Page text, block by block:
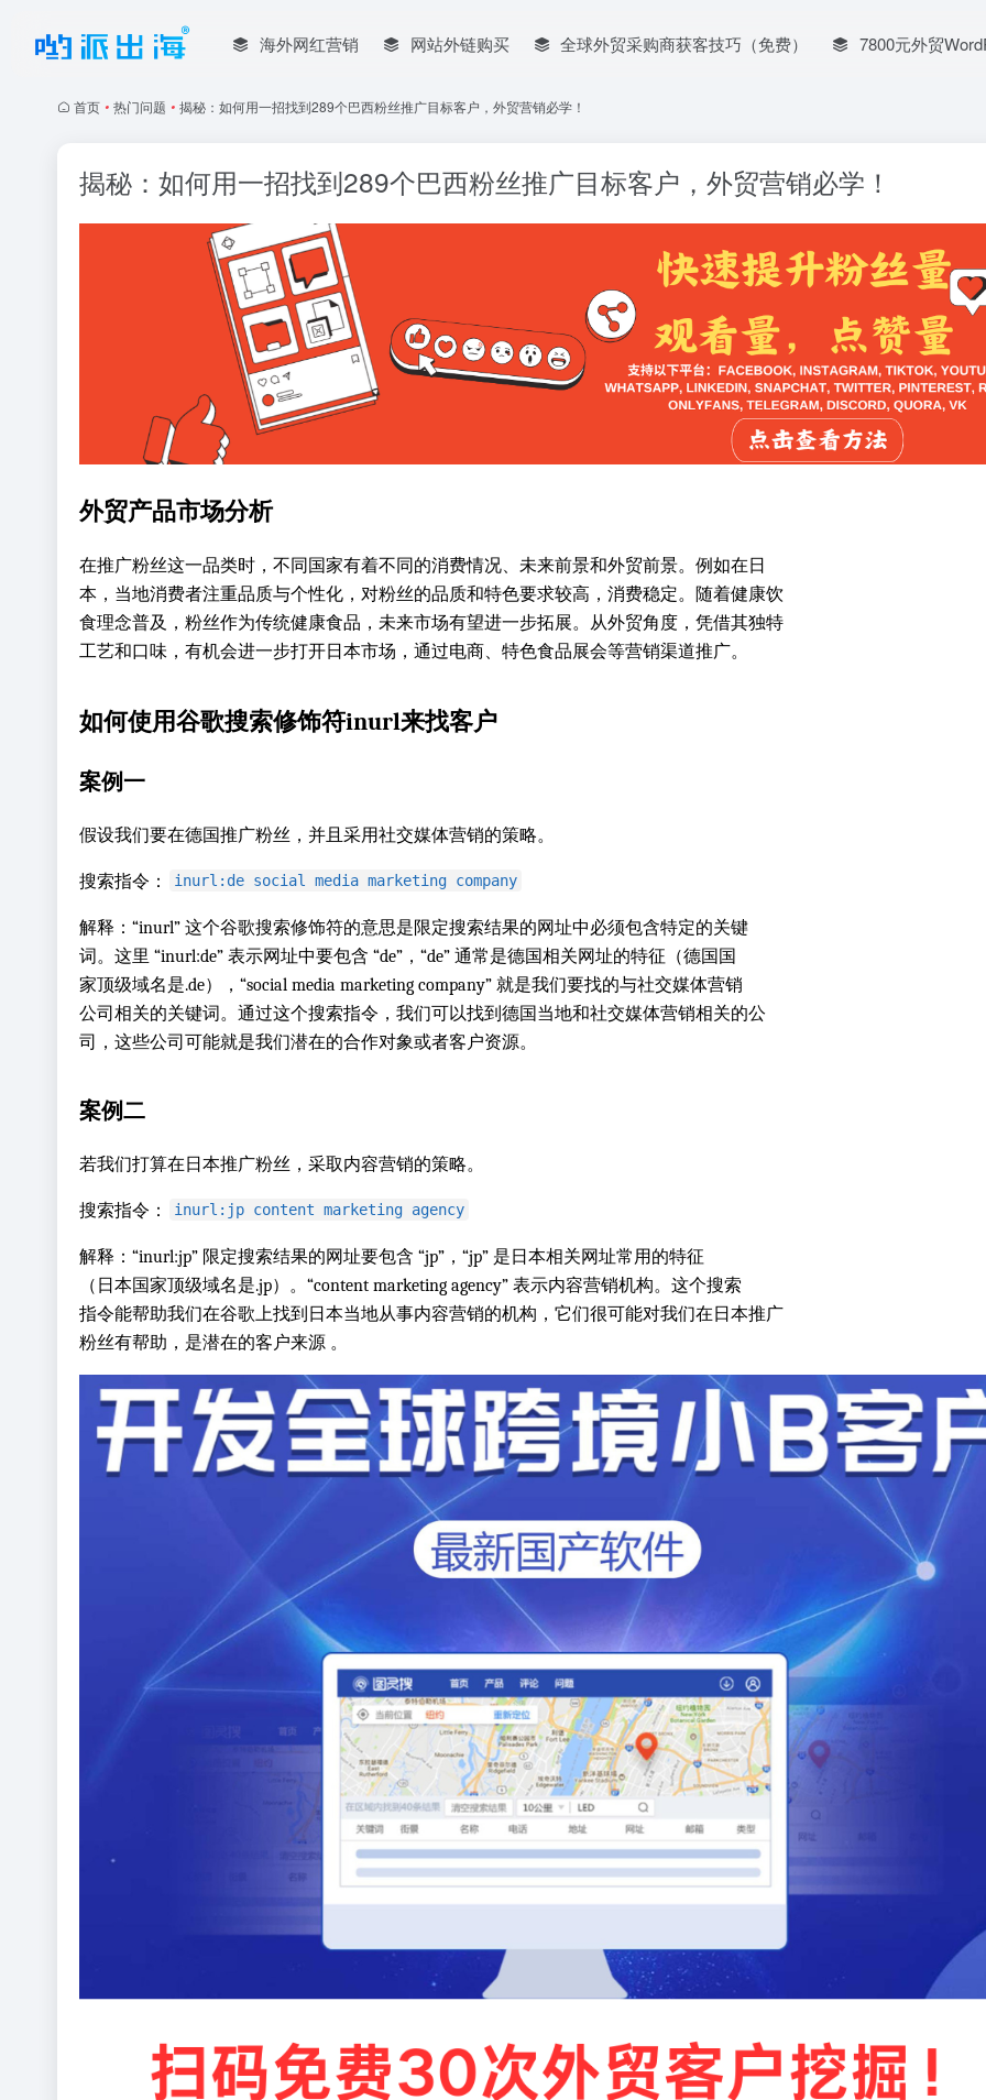
海外网红营销 网站外链购买 全球外贸采购商获客技巧（免费） 7800元外贸
首页 • 热门问题 • 揭秘：如何用一招找到289个巴西粉丝推广目标客户，外贸营销必学！
揭秘：如何用一招找到289个巴西粉丝推广目标客户，外贸营销必学！
外贸产品市场分析
在推广粉丝这一品类时，不同国家有着不同的消费情况、未来前景和外贸前景。例如在日
本，当地消费者注重品质与个性化，对粉丝的品质和特色要求较高，消费稳定。随着健康饮
食理念普及，粉丝作为传统健康食品，未来市场有望进一步拓展。从外贸角度，凭借其独特
工艺和口味，有机会进一步打开日本市场，通过电商、特色食品展会等营销渠道推广。
如何使用谷歌搜索修饰符inurl来找客户
案例一
假设我们要在德国推广粉丝，并且采用社交媒体营销的策略。
搜索指令： inurl:de social media marketing company
解释：“inurl” 这个谷歌搜索修饰符的意思是限定搜索结果的网址中必须包含特定的关键
词。这里 “inurl:de” 表示网址中要包含 “de”，“de” 通常是德国相关网址的特征（德国国
家顶级域名是.de），“social media marketing company” 就是我们要找的与社交媒体营销
公司相关的关键词。通过这个搜索指令，我们可以找到德国当地和社交媒体营销相关的公
司，这些公司可能就是我们潜在的合作对象或者客户资源。
案例二
若我们打算在日本推广粉丝，采取内容营销的策略。
搜索指令： inurl:jp content marketing agency
解释：“inurl:jp” 限定搜索结果的网址要包含 “jp”，“jp” 是日本相关网址常用的特征
（日本国家顶级域名是.jp）。“content marketing agency” 表示内容营销机构。这个搜索
指令能帮助我们在谷歌上找到日本当地从事内容营销的机构，它们很可能对我们在日本推广
粉丝有帮助，是潜在的客户来源 。